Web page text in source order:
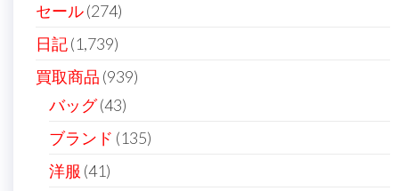
セール(274)
日記(1,739)
買取商品 (939)
バッグ(43)
ブランド (135)
洋服 (41)